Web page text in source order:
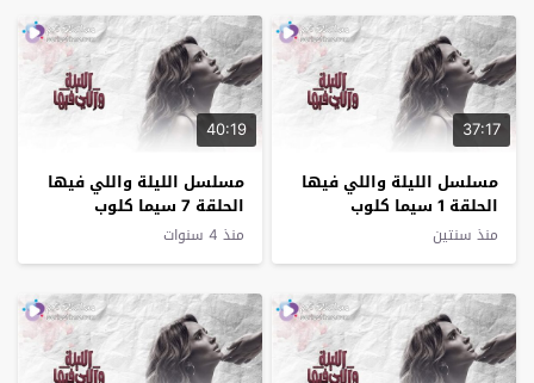
37:17
مسلسل الليلة واللي فيها
الحلقة 1 سيما كلوب
منذ سنتين
40:19
مسلسل الليلة واللي فيها
الحلقة 7 سيما كلوب
منذ 4 سنوات